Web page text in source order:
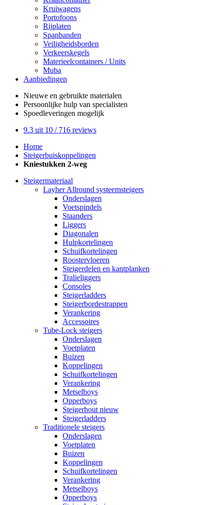
Kruiwagens
Portofoons
Rijplaten
Spanbanden
Veiligheidsborden
Verkeerskegels
Materieelcontainers / Units
Muba
Aanbiedingen
Nieuwe en gebruikte materialen
Persoonlijke hulp van specialisten
Spoedleveringen mogelijk
9.3 uit 10 / 716 reviews
Home
Steigerbuiskoppelingen
Kniestukken 2-weg
Steigermateriaal
Layher Allround systeemsteigers
Onderslagen
Voetspindels
Staanders
Liggers
Diagonalen
Hulpkortelingen
Schuifkortelingen
Roostervloeren
Steigerdelen en kantplanken
Tralieliggers
Consoles
Steigerladders
Steigerbordestrappen
Verankering
Accessoires
Tube-Lock steigers
Onderslagen
Voetplaten
Buizen
Koppelingen
Schuifkortelingen
Verankering
Metselboys
Opperboys
Steigerhout nieuw
Steigerladders
Traditionele steigers
Onderslagen
Voetplaten
Buizen
Koppelingen
Schuifkortelingen
Verankering
Metselboys
Opperboys